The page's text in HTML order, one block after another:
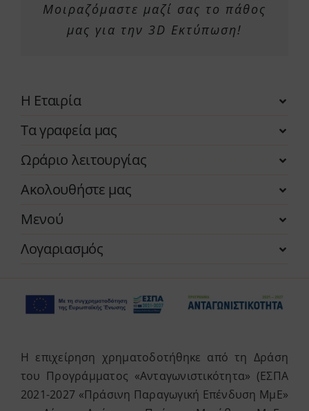
Μοιραζόμαστε μαζί σας το πάθος
μας για την 3D Εκτύπωση!
Η Εταιρία
Τα γραφεία μας
Ωράριο λειτουργίας
Ακολουθήστε μας
Μενού
Λογαριασμός
Η επιχείρηση χρηματοδοτήθηκε από τη Δράση
του Προγράμματος «Ανταγωνιστικότητα» (ΕΣΠΑ
2021-2027 «Πράσινη Παραγωγική Επένδυση ΜμΕ»